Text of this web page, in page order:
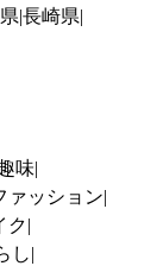
長崎県
味
ァッション
ク
し